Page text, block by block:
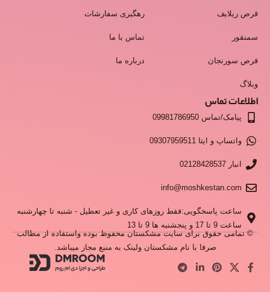
قرص ریلایف
سمنقور
قرص سورنجان
وبلاگ
رهگیری سفارشات
تماس با ما
درباره ما
اطلاعات تماس
پیامک/تماس 09981786950
واتساپ و ایتا 09307959511
انبار 02128428537
info@moshkestan.com
ساعت پاسخگویی:فقط روزهای کاری و غیر تعطیل - شنبه تا چهارشنبه
ساعت 9 تا 17 و پنجشنبه ها 9 تا 13
© تمامی حقوق برای سایت مشکستان محفوظ بوده واستفاده از مطالب
صرفا با نام مشکستان ولینک به منبع مجاز میباشد.